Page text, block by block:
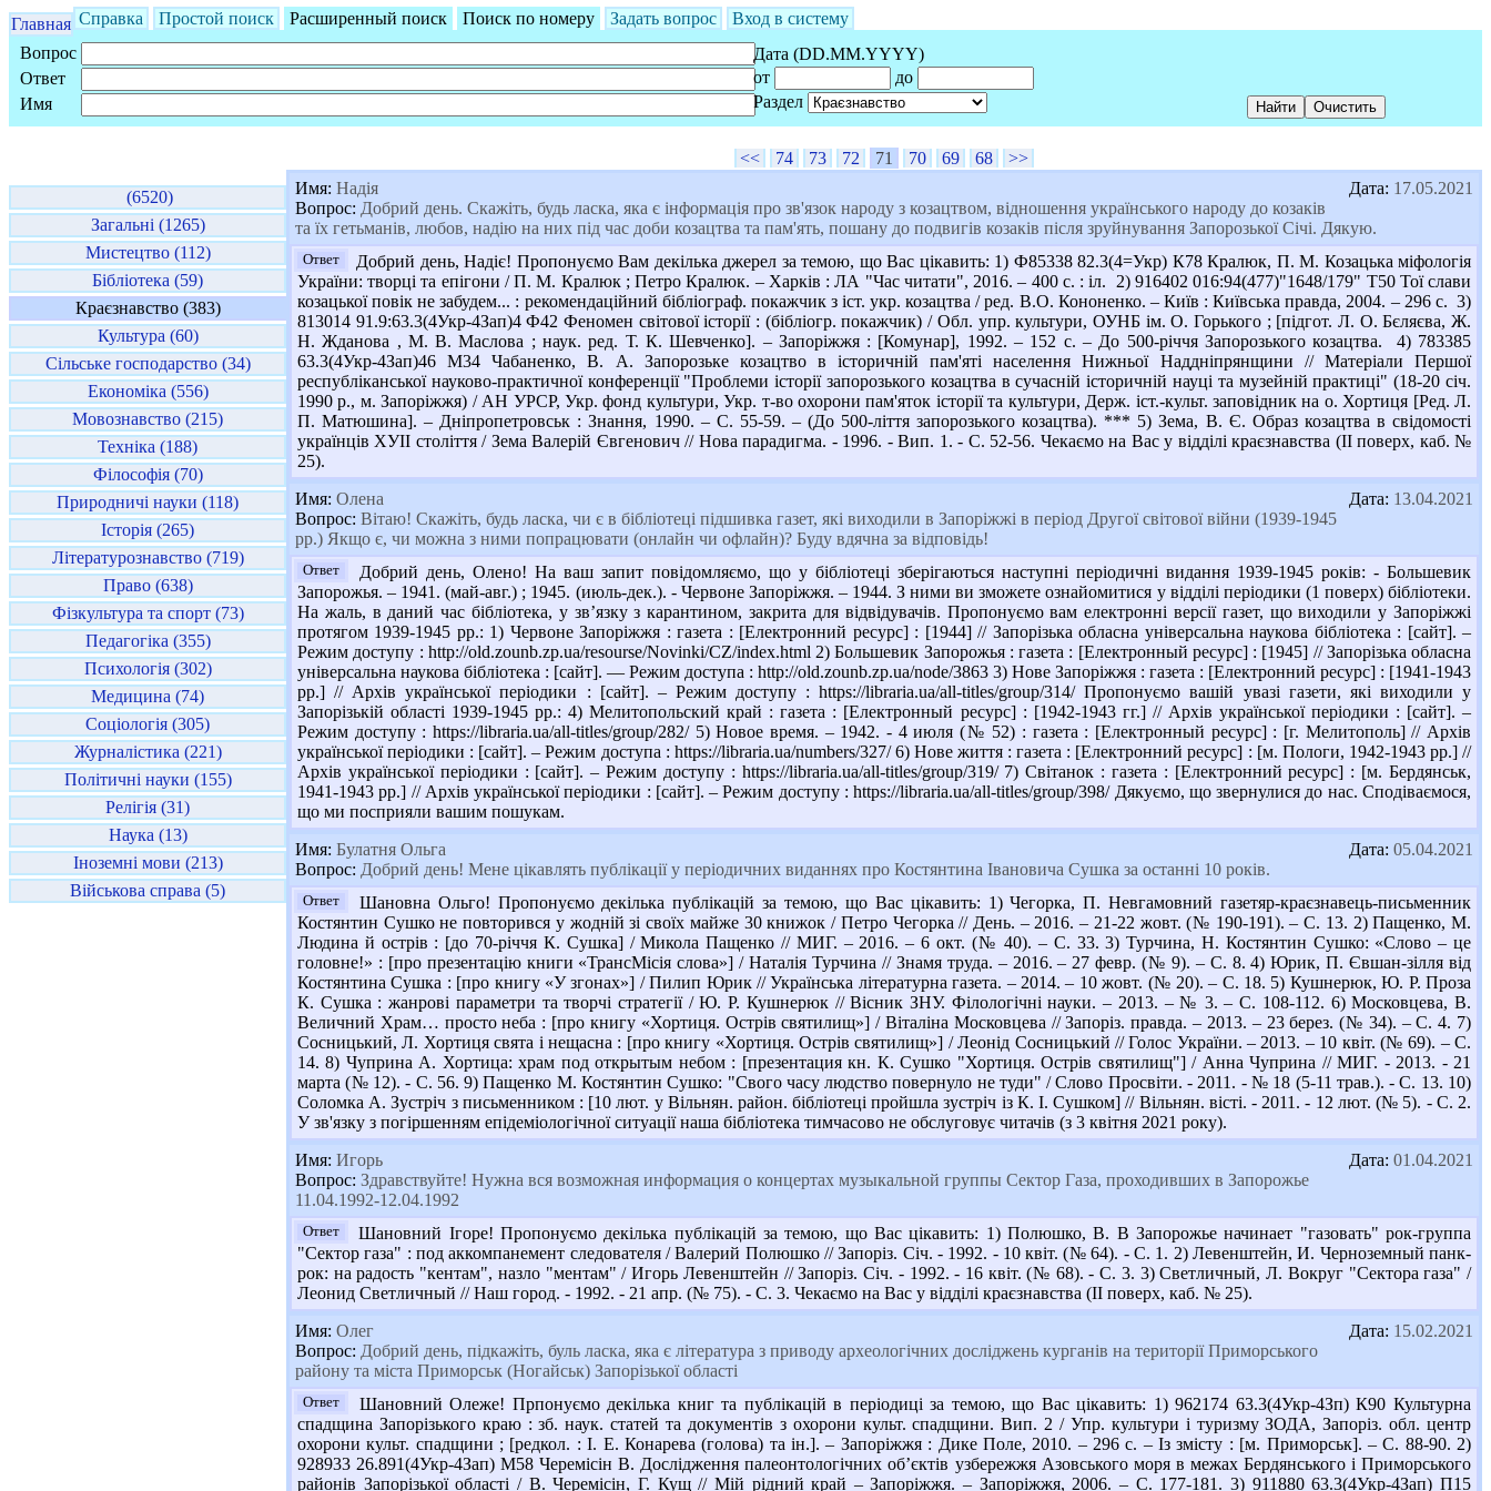
Главная Справка Простой поиск Расширенный поиск Поиск по номеру Задать вопрос
Вход в систему
Вопрос
Ответ
Имя
Дата (DD.MM.YYYY)
от
до
Раздел
(6520)
Загальні (1265)
Мистецтво (112)
Бібліотека (59)
Краєзнавство (383)
Культура (60)
Сільське господарство (34)
Економіка (556)
Мовознавство (215)
Техніка (188)
Філософія (70)
Природничі науки (118)
Історія (265)
Літературознавство (719)
Право (638)
Фізкультура та спорт (73)
Педагогіка (355)
Психологія (302)
Медицина (74)
Соціологія (305)
Журналістика (221)
Політичні науки (155)
Релігія (31)
Наука (13)
Іноземні мови (213)
Військова справа (5)
<< 74 73 72 71 70 69 68
>>
Дата: 17.05.2021
Имя: Надія
Вопрос: Добрий день. Скажіть, будь ласка, яка є інформація про зв'язок народу з козацтвом, відношення українського народу до козаків
та їх гетьманів, любов, надію на них під час доби козацтва та пам'ять, пошану до подвигів козаків після зруйнування Запорозької Січі. Дякую.
Ответ
Добрий день, Надіє! Пропонуємо Вам декілька джерел за темою, що Вас цікавить: 1) Ф85338 82.3(4=Укр) К78 Кралюк, П. М. Козацька міфологія
України: творці та епігони / П. М. Кралюк ; Петро Кралюк. – Харків : ЛА "Час читати", 2016. – 400 с. : іл. 2) 916402 016:94(477)"1648/179" Т50 Тої слави
козацької повік не забудем... : рекомендаційний бібліограф. покажчик з іст. укр. козацтва / ред. В.О. Кононенко. – Київ : Київська правда, 2004. – 296 с. 3)
813014 91.9:63.3(4Укр-4Зап)4 Ф42 Феномен світової історії : (бібліогр. покажчик) / Обл. упр. культури, ОУНБ ім. О. Горького ; [підгот. Л. О. Бєляєва, Ж.
Н. Жданова , М. В. Маслова ; наук. ред. Т. К. Шевченко]. – Запоріжжя : [Комунар], 1992. – 152 с. – До 500-річчя Запорозького козацтва. 4) 783385
63.3(4Укр-4Зап)46 М34 Чабаненко, В. А. Запорозьке козацтво в історичній пам'яті населення Нижньої Наддніпрянщини // Матеріали Першої
республіканської науково-практичної конференції "Проблеми історії запорозького козацтва в сучасній історичній науці та музейній практиці" (18-20 січ.
1990 р., м. Запоріжжя) / АН УРСР, Укр. фонд культури, Укр. т-во охорони пам'яток історії та культури, Держ. іст.-культ. заповідник на о. Хортиця [Ред. Л.
П. Матюшина]. – Дніпропетровськ : Знання, 1990. – С. 55-59. – (До 500-ліття запорозького козацтва). *** 5) Зема, В. Є. Образ козацтва в свідомості
українців ХУІІ століття / Зема Валерій Євгенович // Нова парадигма. - 1996. - Вип. 1. - С. 52-56. Чекаємо на Вас у відділі краєзнавства (ІІ поверх, каб. №
25).
Дата: 13.04.2021
Имя: Олена
Вопрос: Вітаю! Скажіть, будь ласка, чи є в бібліотеці підшивка газет, які виходили в Запоріжжі в період Другої світової війни (1939-1945
рр.) Якщо є, чи можна з ними попрацювати (онлайн чи офлайн)? Буду вдячна за відповідь!
Ответ
Добрий день, Олено! На ваш запит повідомляємо, що у бібліотеці зберігаються наступні періодичні видання 1939-1945 років: - Большевик
Запорожья. – 1941. (май-авг.) ; 1945. (июль-дек.). - Червоне Запоріжжя. – 1944. З ними ви зможете ознайомитися у відділі періодики (1 поверх) бібліотеки.
На жаль, в даний час бібліотека, у зв’язку з карантином, закрита для відвідувачів. Пропонуємо вам електронні версії газет, що виходили у Запоріжжі
протягом 1939-1945 рр.: 1) Червоне Запоріжжя : газета : [Електронний ресурс] : [1944] // Запорізька обласна універсальна наукова бібліотека : [сайт]. –
Режим доступу : http://old.zounb.zp.ua/resourse/Novinki/CZ/index.html 2) Большевик Запорожья : газета : [Електронный ресурс] : [1945] // Запорізька обласна
універсальна наукова бібліотека : [сайт]. — Режим доступа : http://old.zounb.zp.ua/node/3863 3) Нове Запоріжжя : газета : [Електронний ресурс] : [1941-1943
рр.] // Архів української періодики : [сайт]. – Режим доступу : https://libraria.ua/all-titles/group/314/ Пропонуємо вашій увазі газети, які виходили у
Запорізькій області 1939-1945 рр.: 4) Мелитопольский край : газета : [Електронный ресурс] : [1942-1943 гг.] // Архів української періодики : [сайт]. –
Режим доступу : https://libraria.ua/all-titles/group/282/ 5) Новое время. – 1942. - 4 июля (№ 52) : газета : [Електронный ресурс] : [г. Мелитополь] // Архів
української періодики : [сайт]. – Режим доступа : https://libraria.ua/numbers/327/ 6) Нове життя : газета : [Електронний ресурс] : [м. Пологи, 1942-1943 рр.] //
Архів української періодики : [сайт]. – Режим доступу : https://libraria.ua/all-titles/group/319/ 7) Світанок : газета : [Електронний ресурс] : [м. Бердянськ,
1941-1943 рр.] // Архів української періодики : [сайт]. – Режим доступу : https://libraria.ua/all-titles/group/398/ Дякуємо, що звернулися до нас. Сподіваємося,
що ми посприяли вашим пошукам.
Дата: 05.04.2021
Имя: Булатня Ольга
Вопрос: Добрий день! Мене цікавлять публікації у періодичних виданнях про Костянтина Івановича Сушка за останні 10 років.
Ответ
Шановна Ольго! Пропонуємо декілька публікацій за темою, що Вас цікавить: 1) Чегорка, П. Невгамовний газетяр-краєзнавець-письменник
Костянтин Сушко не повторився у жодній зі своїх майже 30 книжок / Петро Чегорка // День. – 2016. – 21-22 жовт. (№ 190-191). – С. 13. 2) Пащенко, М.
Людина й острів : [до 70-річчя К. Сушка] / Микола Пащенко // МИГ. – 2016. – 6 окт. (№ 40). – С. 33. 3) Турчина, Н. Костянтин Сушко: «Слово – це
головне!» : [про презентацію книги «ТрансМісія слова»] / Наталія Турчина // Знамя труда. – 2016. – 27 февр. (№ 9). – С. 8. 4) Юрик, П. Євшан-зілля від
Костянтина Сушка : [про книгу «У згонах»] / Пилип Юрик // Українська літературна газета. – 2014. – 10 жовт. (№ 20). – С. 18. 5) Кушнерюк, Ю. Р. Проза
К. Сушка : жанрові параметри та творчі стратегії / Ю. Р. Кушнерюк // Вісник ЗНУ. Філологічні науки. – 2013. – № 3. – С. 108-112. 6) Московцева, В.
Величний Храм… просто неба : [про книгу «Хортиця. Острів святилищ»] / Віталіна Московцева // Запоріз. правда. – 2013. – 23 берез. (№ 34). – С. 4. 7)
Сосницький, Л. Хортиця свята і нещасна : [про книгу «Хортиця. Острів святилищ»] / Леонід Сосницький // Голос України. – 2013. – 10 квіт. (№ 69). – С.
14. 8) Чуприна А. Хортица: храм под открытым небом : [презентация кн. К. Сушко "Хортиця. Острів святилищ"] / Анна Чуприна // МИГ. - 2013. - 21
марта (№ 12). - С. 56. 9) Пащенко М. Костянтин Сушко: "Свого часу людство повернуло не туди" / Слово Просвіти. - 2011. - № 18 (5-11 трав.). - С. 13. 10)
Соломка А. Зустріч з письменником : [10 лют. у Вільнян. район. бібліотеці пройшла зустріч із К. І. Сушком] // Вільнян. вісті. - 2011. - 12 лют. (№ 5). - С. 2.
У зв'язку з погіршенням епідеміологічної ситуації наша бібліотека тимчасово не обслуговує читачів (з 3 квітня 2021 року).
Дата: 01.04.2021
Имя: Игорь
Вопрос: Здравствуйте! Нужна вся возможная информация о концертах музыкальной группы Сектор Газа, проходивших в Запорожье
11.04.1992-12.04.1992
Ответ
Шановний Ігоре! Пропонуємо декілька публікацій за темою, що Вас цікавить: 1) Полюшко, В. В Запорожье начинает "газовать" рок-группа
"Сектор газа" : под аккомпанемент следователя / Валерий Полюшко // Запоріз. Січ. - 1992. - 10 квіт. (№ 64). - С. 1. 2) Левенштейн, И. Черноземный панк-
рок: на радость "кентам", назло "ментам" / Игорь Левенштейн // Запоріз. Січ. - 1992. - 16 квіт. (№ 68). - С. 3. 3) Светличный, Л. Вокруг "Сектора газа" /
Леонид Светличный // Наш город. - 1992. - 21 апр. (№ 75). - С. 3. Чекаємо на Вас у відділі краєзнавства (II поверх, каб. № 25).
Дата: 15.02.2021
Имя: Олег
Вопрос: Добрий день, підкажіть, буль ласка, яка є література з приводу археологічних досліджень курганів на території Приморського
району та міста Приморськ (Ногайськ) Запорізької області
Ответ
Шановний Олеже! Прпонуємо декілька книг та публікацій в періодиці за темою, що Вас цікавить: 1) 962174 63.3(4Укр-4Зп) К90 Культурна
спадщина Запорізького краю : зб. наук. статей та документів з охорони культ. спадщини. Вип. 2 / Упр. культури і туризму ЗОДА, Запоріз. обл. центр
охорони культ. спадщини ; [редкол. : І. Е. Конарева (голова) та ін.]. – Запоріжжя : Дике Поле, 2010. – 296 с. – Із змісту : [м. Приморськ]. – С. 88-90. 2)
928933 26.891(4Укр-4Зап) М58 Черемісін В. Дослідження палеонтологічних об’єктів узбережжя Азовського моря в межах Бердянського і Приморського
районів Запорізької області / В. Черемісін, Г. Кущ // Мій рідний край – Запоріжжя. – Запоріжжя, 2006. – С. 177-181. 3) 911880 63.3(4Укр-4Зап) П15